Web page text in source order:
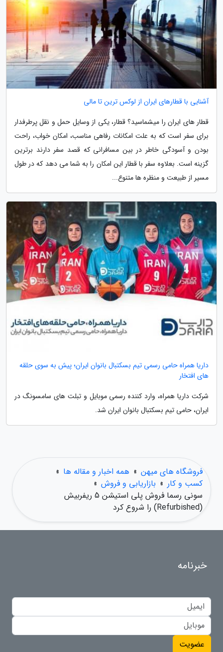
آشنایی با قطارهای ایران از لوکس ترین تا مالی
قطار های ایران را میشماسید؟ قطار، یکی از وسایل حمل و نقل پرطرفدار
برای سفر است که به علت امکانات رفاهی مناسب، امکان خواب، راحت
بودن و آسودگی خاطر در بین مسافرانی که قصد سفر دارند برترین
گزینه است. بعلاوه سفر با قطار این امکان را به شما می دهد که در طول
مسیر از طبیعت و منظره ها متنوع...
داریا همراه حامی رسمی تیم بسکتبال بانوان ایران؛ پیش به سوی حلقه
های افتخار
شرکت داریا همراه، وارد کننده رسمی موبایل و تبلت های سامسونگ در
ایران، حامی تیم بسکتبال بانوان ایران شد.
فروشگاه های میهن » همه اخبار و مقاله ها »
کسب و کار » بازاریابی و فروش »
سونی رسما فروش پلی استیشن 5 ریفربیش
(Refurbished) را شروع کرد
خبرنامه
عضویت